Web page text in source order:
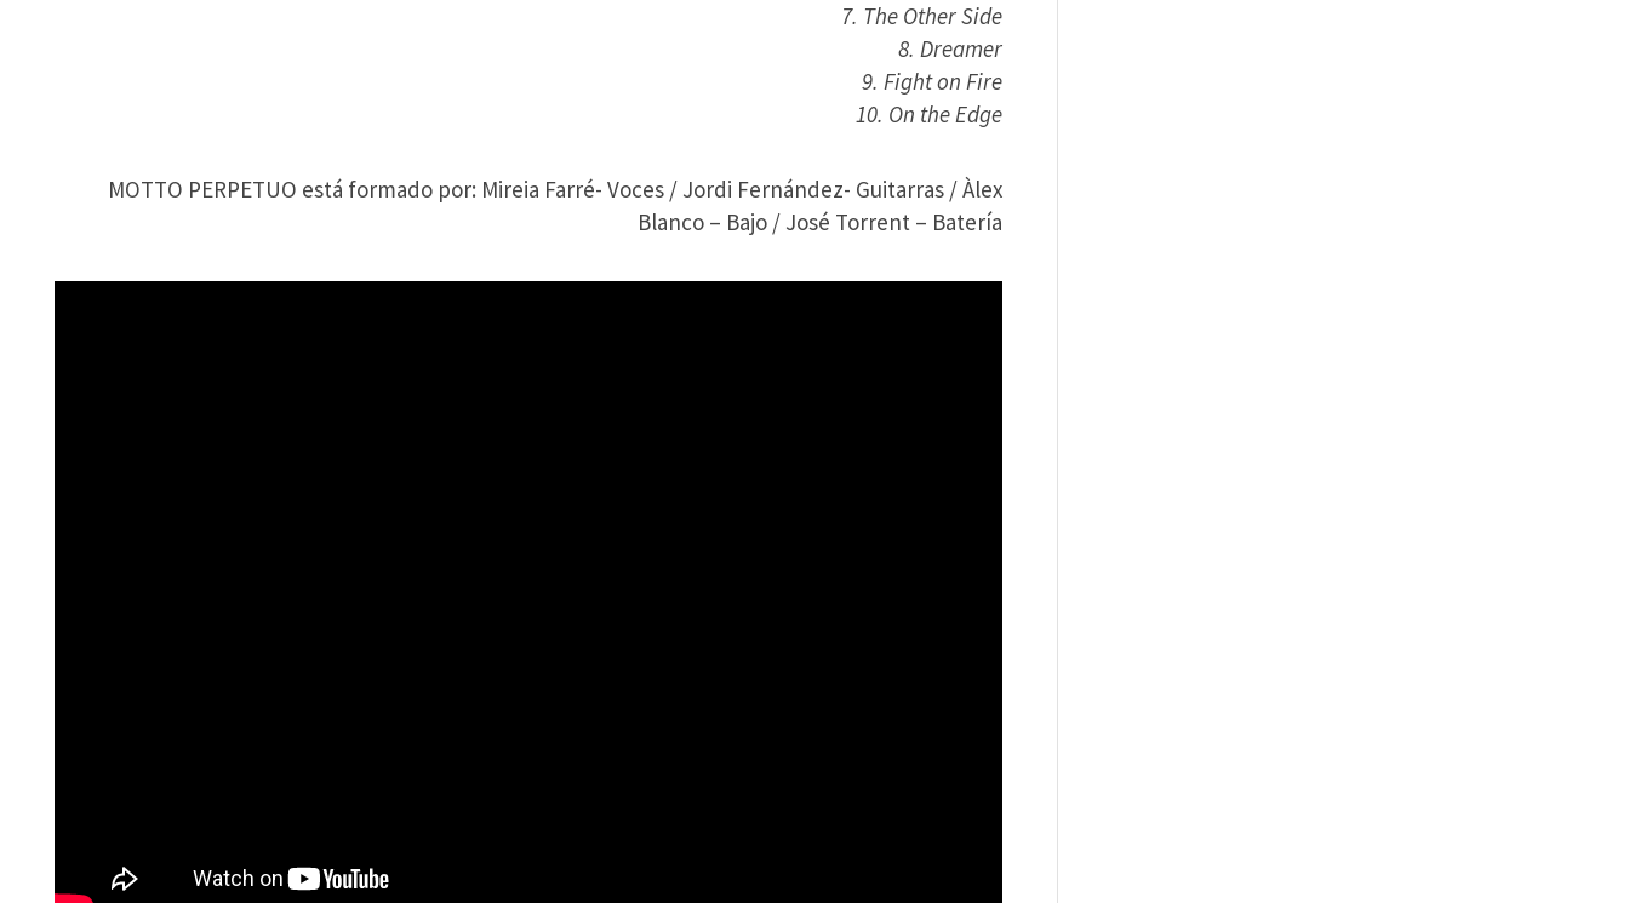
7. The Other Side
8. Dreamer
9. Fight on Fire
10. On the Edge
MOTTO PERPETUO está formado por: Mireia Farré- Voces / Jordi Fernández- Guitarras / Àlex
Blanco – Bajo / José Torrent – Batería